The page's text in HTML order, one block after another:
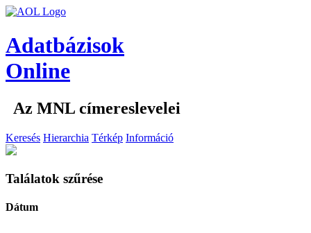
Adatbázisok
Online
Az MNL címereslevelei
Keresés Hierarchia Térkép Információ
Találatok szűrése
Dátum